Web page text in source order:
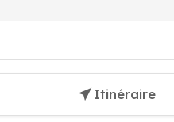
Itinéraire